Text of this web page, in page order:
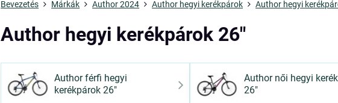
Bevezetés Márkák Author 2024 Author hegyi kerékpárok Author hegyi
Author hegyi kerékpárok 26"
Author férfi hegyi
kerékpárok 26"
Author női hegyi
26"